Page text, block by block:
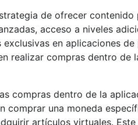
de ofrecer contenido
acceso a niveles
en aplicaciones
realizar compras dentro de
compras dentro de la
una moneda
artículos virtuales.